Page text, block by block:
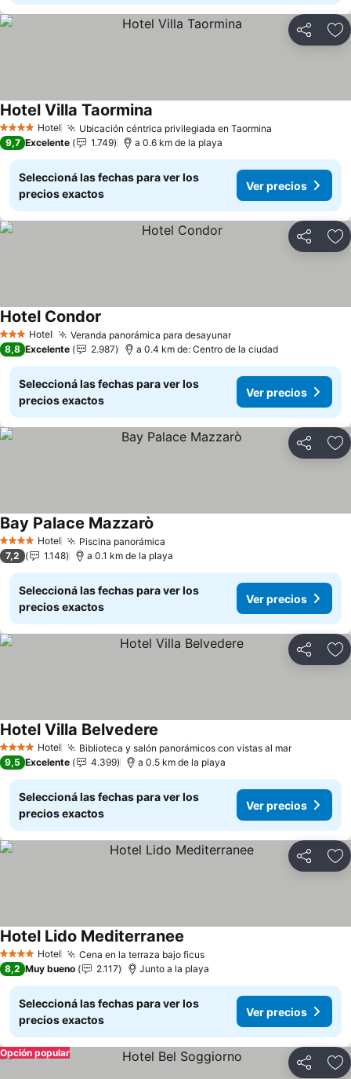
Compartir
4 EstrellasHotel Ubicación céntrica privilegiada en Taormina
Hotel Villa Taormina
9,7 Excelente 1.749 a 0.6 km de la playa
Seleccioná las fechas para ver los
precios exactos
Ver precios
Compartir
3 Estrellas
Hotel Veranda panorámica para desayunar
Hotel Condor
8,8 Excelente 2.987 a 0.4 km de: Centro de la ciudad
Seleccioná las fechas para ver los
precios exactos
Ver precios
Compartir
4 EstrellasHotel Piscina panorámica
Bay Palace Mazzarò
7,2 1.148 a 0.1 km de la playa
Seleccioná las fechas para ver los
precios exactos
Ver precios
Compartir
4 EstrellasHotel Biblioteca y salón panorámicos con vistas al mar
Hotel Villa Belvedere
9,5 Excelente 4.399 a 0.5 km de la playa
Seleccioná las fechas para ver los
precios exactos
Ver precios
Compartir
4 EstrellasHotel Cena en la terraza bajo ficus
Hotel Lido Mediterranee
8,2 Muy bueno 2.117 Junto a la playa
Seleccioná las fechas para ver los
precios exactos
Ver precios
Compartir
Opción popular